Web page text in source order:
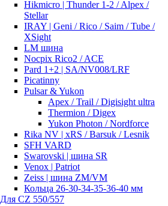
Hikmicro | Thunder 1-2 / Alpex /
Stellar
IRAY | Geni / Rico / Saim / Tube /
XSight
LM шина
Nocpix Rico2 / ACE
Pard 1+2 | SA/NV008/LRF
Picatinny
Pulsar & Yukon
Apex / Trail / Digisight ultra
Thermion / Digex
Yukon Photon / Nordforce
Rika NV | xRS / Barsuk / Lesnik
SFH VARD
Swarovski | шина SR
Venox | Patriot
Zeiss | шина ZM/VM
Кольца 26-30-34-35-36-40 мм
Для CZ 550/557